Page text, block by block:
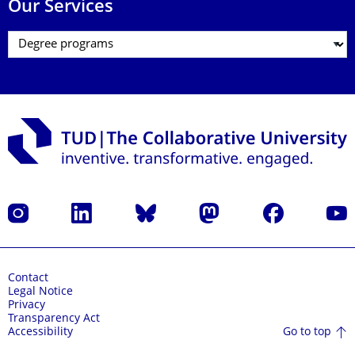
Our Services
Instagram LinkedIn Bluesky Mastodon Facebook
Contact
Legal Notice
Privacy
Transparency Act
Accessibility
Go to top